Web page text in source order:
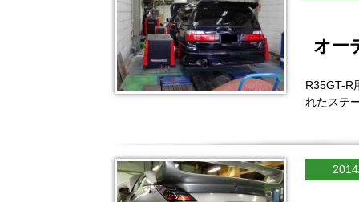
オー
R35GT-R
れたステ